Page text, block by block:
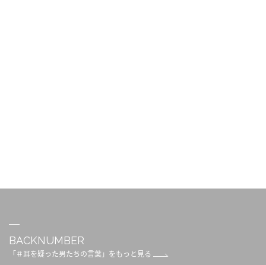
BACKNUMBER
「＃耳を疑った男たちの言葉」をもっと見る